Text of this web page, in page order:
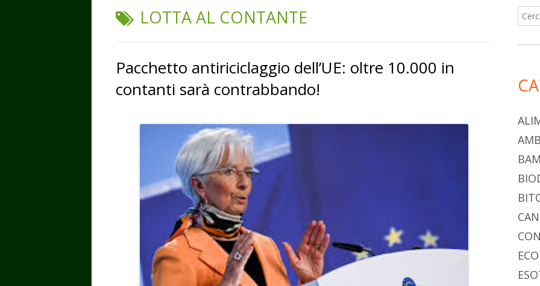
TAG:
LOTTA AL CONTANTE
Pacchetto antiriciclaggio dell’UE: oltre 10.000 in
contanti sarà contrabbando!
per: